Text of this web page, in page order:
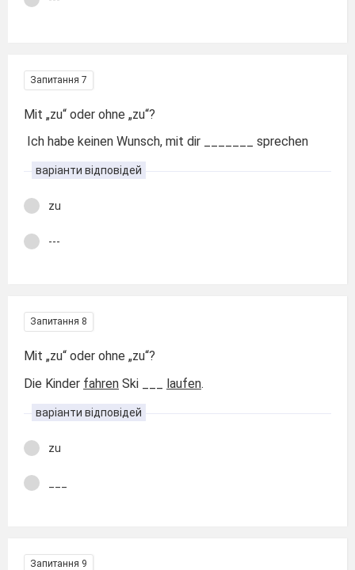
Запитання 7
Mit „zu“ oder ohne „zu“?
Ich habe keinen Wunsch, mit dir _______ sprechen
варіанти відповідей
zu
---
Запитання 8
Mit „zu“ oder ohne „zu“?
Die Kinder fahren Ski ___ laufen.
варіанти відповідей
zu
Запитання 9